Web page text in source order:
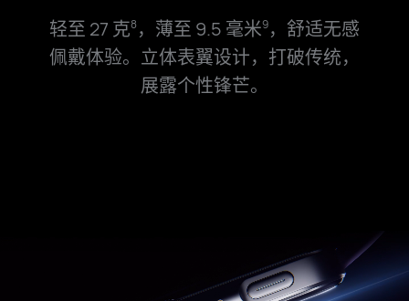
轻至 27 克8 ，薄至 9.5 毫米9，舒适无感
佩戴体⁠验。 立体表翼设计，打破传统，
展露个性锋⁠芒。